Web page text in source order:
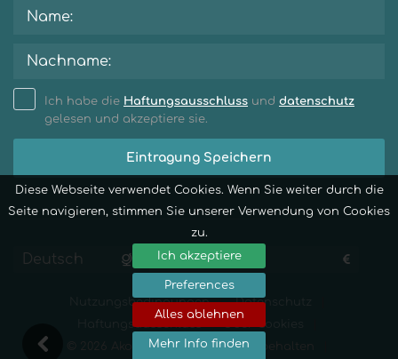
Diese Webseite verwendet Cookies. Wenn Sie weiter durch die
Seite navigieren, stimmen Sie unserer Verwendung von Cookies
zu.
Ich akzeptiere
Preferences
Alles ablehnen
Mehr Info finden
Ich habe die Haftungsausschluss und datenschutz
gelesen und akzeptiere sie.
Eintragung Speichern
Nutzungsbedingungen
Datenschutz
Haftungsausschluss
Über Cookies
© 2026 Akomgo - Alle Rechte vorbehalten